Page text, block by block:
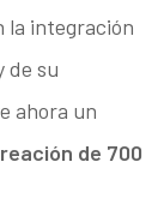
la integración
de su
ahora un
de 700